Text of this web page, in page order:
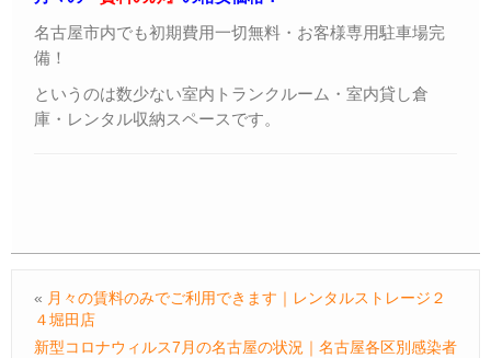
名古屋市内でも初期費用一切無料・お客様専用駐車場完
備！
というのは数少ない室内トランクルーム・室内貸し倉
庫・レンタル収納スペースです。
« 月々の賃料のみでご利用できます｜レンタルストレージ２
４堀田店
新型コロナウィルス7月の名古屋の状況｜名古屋各区別感染者